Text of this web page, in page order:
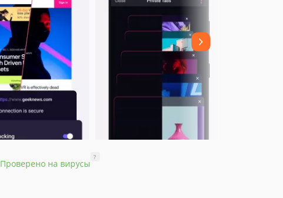
Проверено на вирусы
?